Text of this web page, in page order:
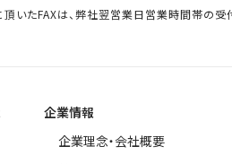
いたFAXは、弊社翌営業日営業時間帯の受
企業情報
企業理念・会社概要